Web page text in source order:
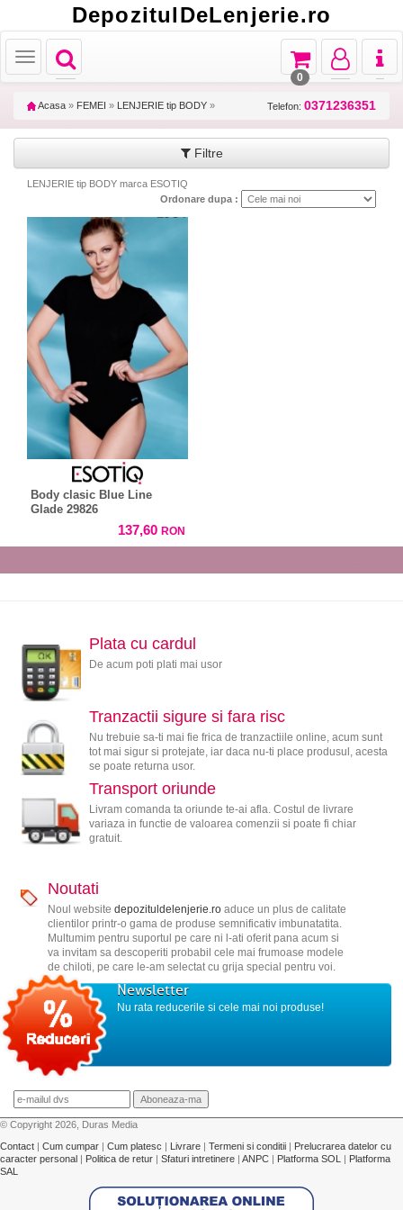
DepozitulDeLenjerie.ro
Toggle
navigation
Toggle
Toggle
navigation
Toggle
navigation
Toggle
navigation
0
Acasa » FEMEI » LENJERIE tip BODY » Telefon: 0371236351
Filtre
LENJERIE tip BODY marca ESOTIQ
Ordonare dupa :
Body clasic Blue Line
Glade 29826
137,60 RON
Plata cu cardul
De acum poti plati mai usor
Tranzactii sigure si fara risc
Nu trebuie sa-ti mai fie frica de tranzactiile online, acum sunt
tot mai sigur si protejate, iar daca nu-ti place produsul, acesta
se poate returna usor.
Transport oriunde
Livram comanda ta oriunde te-ai afla. Costul de livrare
variaza in functie de valoarea comenzii si poate fi chiar
gratuit.
Noutati
Noul website depozituldelenjerie.roaduce un plus de calitate
clientilor printr-o gama de produse semnificativ imbunatatita.
Multumim pentru suportul pe care ni l-ati oferit pana acum si
va invitam sa descoperiti probabil cele mai frumoase modele
de chiloti, pe care le-am selectat cu grija special pentru voi.
Newsletter
Nu rata reducerile si cele mai noi produse!
© Copyright 2026, Duras Media
Contact | Cum cumpar | Cum platesc | Livrare | Termeni si conditii | Prelucrarea datelor cu
caracter personal | Politica de retur | Sfaturi intretinere | ANPC | Platforma SOL | Platforma
SAL